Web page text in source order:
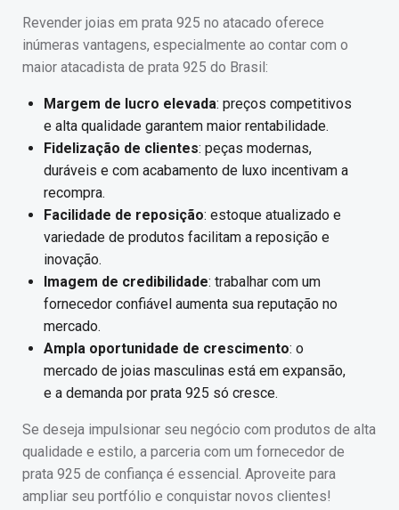
Revender joias em prata 925 no atacado oferece
inúmeras vantagens, especialmente ao contar com o
maior atacadista de prata 925 do Brasil:
Margem de lucro elevada: preços competitivos
e alta qualidade garantem maior rentabilidade.
Fidelização de clientes: peças modernas,
duráveis e com acabamento de luxo incentivam a
recompra.
Facilidade de reposição: estoque atualizado e
variedade de produtos facilitam a reposição e
inovação.
Imagem de credibilidade: trabalhar com um
fornecedor confiável aumenta sua reputação no
mercado.
Ampla oportunidade de crescimento: o
mercado de joias masculinas está em expansão,
e a demanda por prata 925 só cresce.
Se deseja impulsionar seu negócio com produtos de alta
qualidade e estilo, a parceria com um fornecedor de
prata 925 de confiança é essencial. Aproveite para
ampliar seu portfólio e conquistar novos clientes!